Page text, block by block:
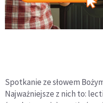
Spotkanie ze słowem
Najważniejsze z nich to: